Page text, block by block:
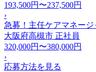
193,500円〜237,500円
›
急募！主任ケアマネー
大阪府高槻市 正社員
320,000円〜380,000円
›
応募方法を見る